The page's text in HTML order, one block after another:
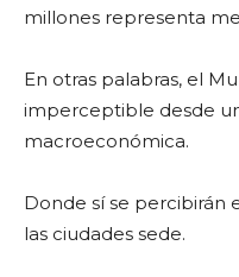
millones representa
En otras palabras, el
imperceptible desde
macroeconómica.
Donde sí se percibirán
las ciudades sede.